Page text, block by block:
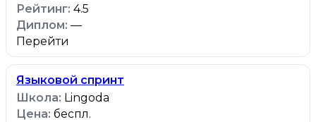
4.5
—
Перейти
Языковой спринт
Lingoda
беспл.